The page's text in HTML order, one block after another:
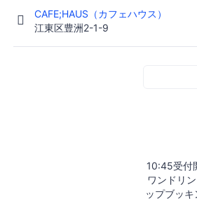
CAFE;HAUS（カフェハウス）
江東区豊洲2-1-9
10:45受付
ワンドリ
ップブッ